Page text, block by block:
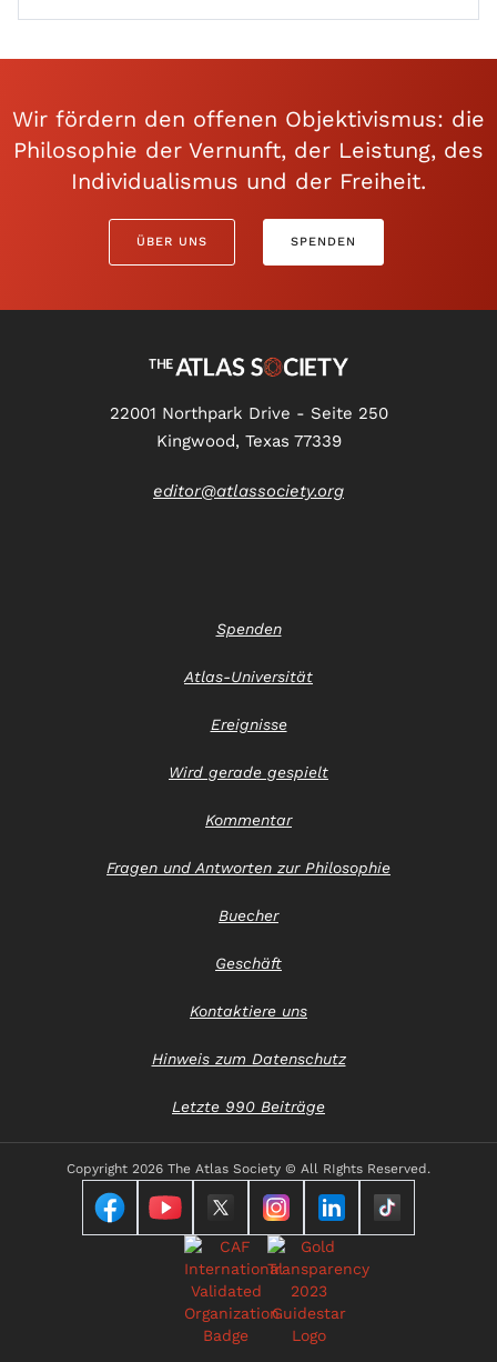
Wir fördern den offenen Objektivismus: die
Philosophie der Vernunft, der Leistung, des
Individualismus und der Freiheit.
ÜBER UNS SPENDEN
22001 Northpark Drive - Seite 250
Kingwood, Texas 77339
editor@atlassociety.org
Spenden
Atlas-Universität
Ereignisse
Wird gerade gespielt
Kommentar
Fragen und Antworten zur Philosophie
Buecher
Geschäft
Kontaktiere uns
Hinweis zum Datenschutz
Letzte 990 Beiträge
Copyright 2026 The Atlas Society © All RIghts Reserved.